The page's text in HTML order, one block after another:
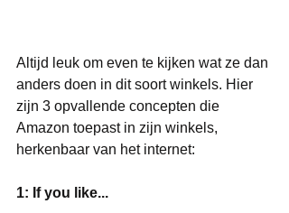
Altijd leuk om even te kijken wat ze dan
anders doen in dit soort winkels. Hier
zijn 3 opvallende concepten die
Amazon toepast in zijn winkels,
herkenbaar van het internet:
1: If you like...